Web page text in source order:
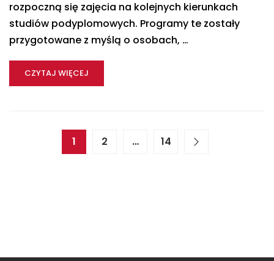
rozpoczną się zajęcia na kolejnych kierunkach
studiów podyplomowych. Programy te zostały
przygotowane z myślą o osobach, …
CZYTAJ WIĘCEJ
1 2 … 14